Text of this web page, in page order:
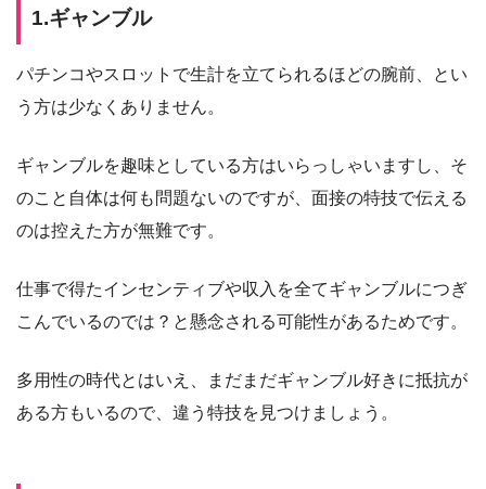
1.ギャンブル
パチンコやスロットで生計を立てられるほどの腕前、とい
う方は少なくありません。
ギャンブルを趣味としている方はいらっしゃいますし、そ
のこと自体は何も問題ないのですが、面接の特技で伝える
のは控えた方が無難です。
仕事で得たインセンティブや収入を全てギャンブルにつぎ
こんでいるのでは？と懸念される可能性があるためです。
多用性の時代とはいえ、まだまだギャンブル好きに抵抗が
ある方もいるので、違う特技を見つけましょう。